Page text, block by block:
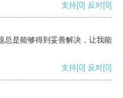
支持[0] 反对[0]
总是能够得到妥善解决，让我能
支持[0] 反对[0]